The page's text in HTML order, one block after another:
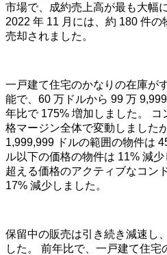
市場で、成約売上高が最も大幅
2022 年 11 月には、約 180 件の
売却されました。
一戸建て住宅のかなりの在庫が
能で、 60 万ドルから 99 万 9,999
年比で175% 増加しました。 コ
格マージン全体で変動しましたが
1,999,999 ドルの範囲の物件は
ル以下の価格の物件は 11% 減少
超える価格のアクティブなコン
17% 減少しました。
保留中の販売は引き続き減速し、
した。 前年比で、一戸建て住宅